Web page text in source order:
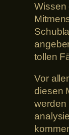
Wissen
tollen
Vor
diesen
werden